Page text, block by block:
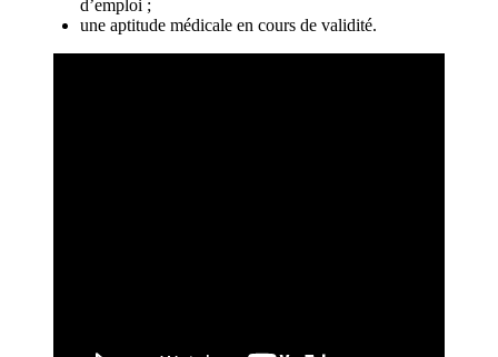
d’emploi ;
une aptitude médicale en cours de validité.